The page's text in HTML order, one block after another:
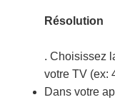
Résolution
. Choisissez
votre TV (ex:
Dans votre